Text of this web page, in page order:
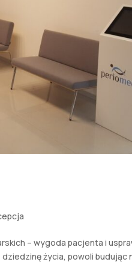
– wygoda pacjenta i
życia, powoli budując